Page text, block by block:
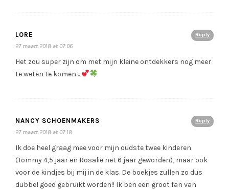
Reply
LORE
27 maart 2018 at 07:06
Het zou super zijn om met mijn kleine ontdekkers nog meer
te weten te komen…
Reply
NANCY SCHOENMAKERS
27 maart 2018 at 07:18
Ik doe heel graag mee voor mijn oudste twee kinderen
(Tommy 4,5 jaar en Rosalie net 6 jaar geworden), maar ook
voor de kindjes bij mij in de klas. De boekjes zullen zo dus
dubbel goed gebruikt worden!! Ik ben een groot fan van